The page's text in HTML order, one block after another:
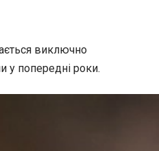
виключно
у попередні роки.